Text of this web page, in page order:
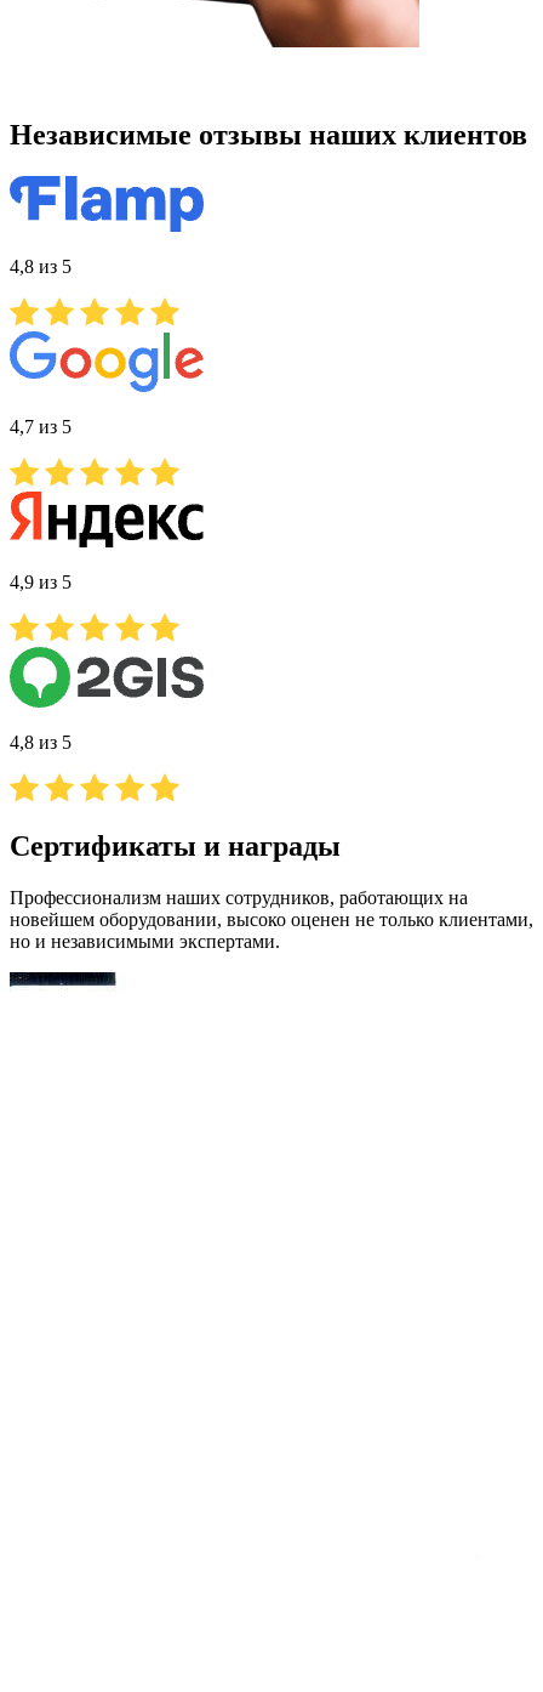
Независимые отзывы наших клиентов
4,8 из 5
4,7 из 5
4,9 из 5
4,8 из 5
Сертификаты и награды
Профессионализм наших сотрудников, работающих на
новейшем оборудовании, высоко оценен не только клиентами,
но и независимыми экспертами.